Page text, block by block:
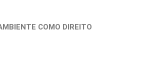
COMO DIREITO